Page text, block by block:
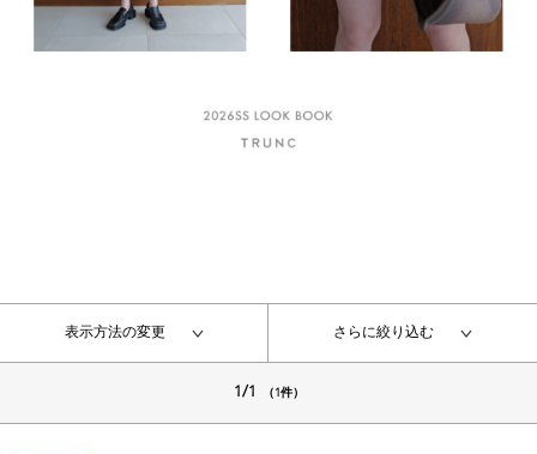
表示方法の変更 さらに絞り込む
1/1 （1件）